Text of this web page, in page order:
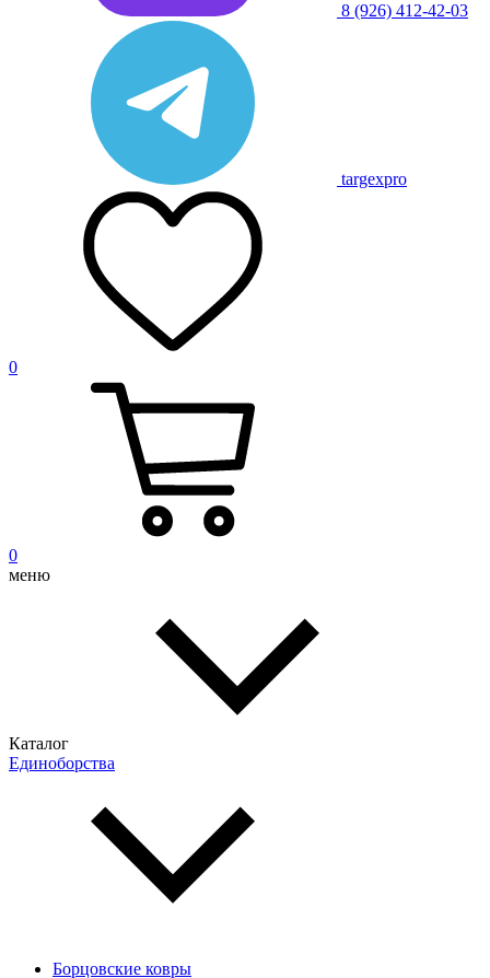
8 (926) 412-42-03
targexpro
0
0
меню
Каталог
Единоборства
Борцовские ковры